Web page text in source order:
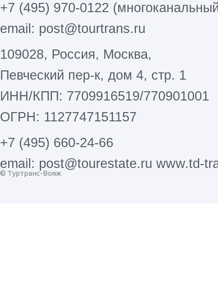
© Туртранс-Вояж
+7 (495) 970-0122
email: post@tourtrans.ru
109028, Россия, Москва,
Певческий пер-к, дом 4, стр. 1
ИНН/КПП: 7709916519/770901001
ОГРН: 1127747151157
+7 (495) 660-24-66
email: post@tourestate.ru www.td-